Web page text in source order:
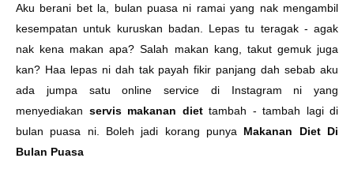
Aku berani bet la, bulan puasa ni ramai yang nak mengambil
kesempatan untuk kuruskan badan. Lepas tu teragak - agak
nak kena makan apa? Salah makan kang, takut gemuk juga
kan? Haa lepas ni dah tak payah fikir panjang dah sebab aku
ada jumpa satu online service di Instagram ni yang
menyediakan servis makanan diettambah - tambah lagi di
bulan puasa ni. Boleh jadi korang punya
Makanan Diet Di
Bulan Puasa